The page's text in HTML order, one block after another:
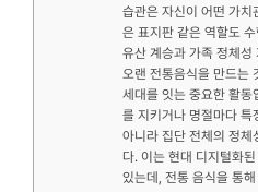
습관은 자신이 어떤 가치
은 표지판 같은 역할도
유산 계승과 가족 정체성
오랜 전통음식을 만드는
세대를 잇는 중요한 활동
를 지키거나 명절마다 특
아니라 집단 전체의 정체
다. 이는 현대 디지털화
있는데, 전통 음식을 통